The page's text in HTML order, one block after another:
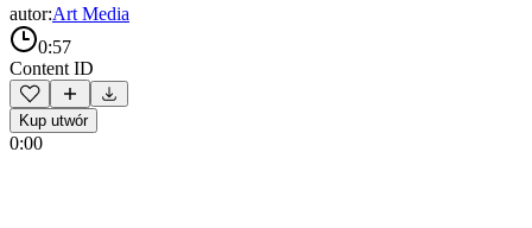
autor:Art Media
0:57
Content ID
Kup utwór
0:00